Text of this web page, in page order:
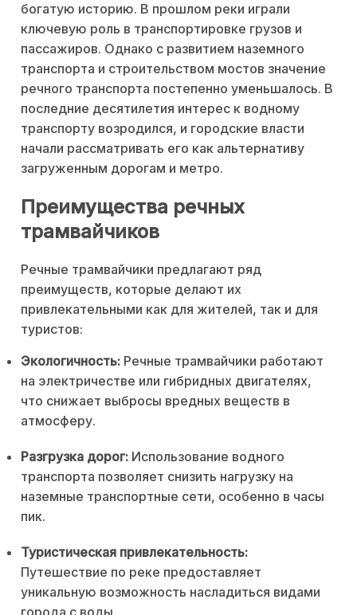
богатую историю. В прошлом реки играли
ключевую роль в транспортировке грузов и
пассажиров. Однако с развитием наземного
транспорта и строительством мостов значение
речного транспорта постепенно уменьшалось. В
последние десятилетия интерес к водному
транспорту возродился, и городские власти
начали рассматривать его как альтернативу
загруженным дорогам и метро.
Преимущества речных
трамвайчиков
Речные трамвайчики предлагают ряд
преимуществ, которые делают их
привлекательными как для жителей, так и для
туристов:
Экологичность: Речные трамвайчики работают
на электричестве или гибридных двигателях,
что снижает выбросы вредных веществ в
атмосферу.
Разгрузка дорог: Использование водного
транспорта позволяет снизить нагрузку на
наземные транспортные сети, особенно в часы
пик.
Туристическая привлекательность:
Путешествие по реке предоставляет
уникальную возможность насладиться видами